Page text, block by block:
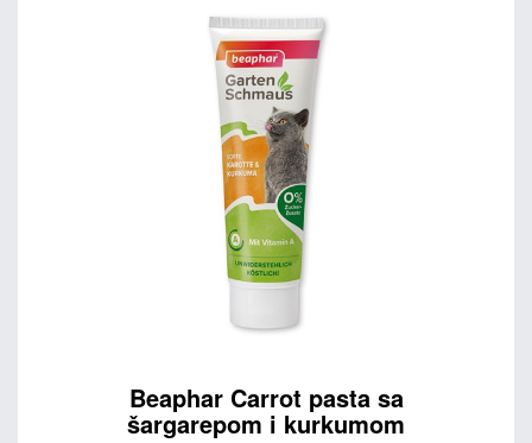
Beaphar Carrot pasta sa
šargarepom i kurkumom